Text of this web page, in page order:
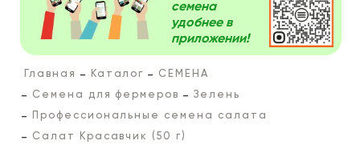
семена
удобнее в
приложении!
Главная Каталог
СЕМЕНА
Семена для фермеров
Зелень
Профессиональные семена салата
Салат Красавчик (50 г)